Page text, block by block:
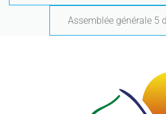
Assemblée générale 5